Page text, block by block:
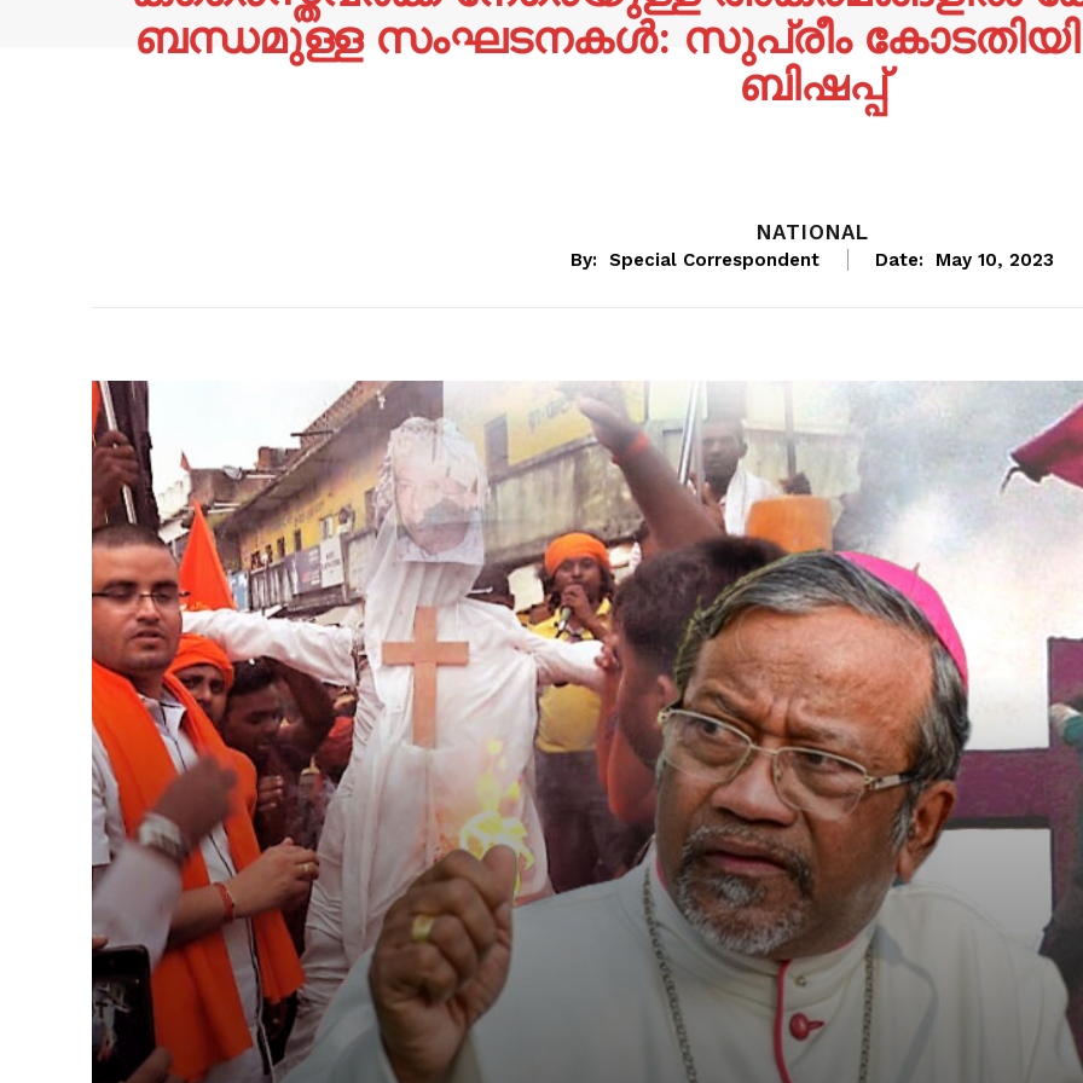
ബന്ധമുള്ള സംഘടനകള്‍: സുപ്രീം
ബിഷപ്പ്
NATIONAL
By: Special Correspondent Date: May 10, 2023